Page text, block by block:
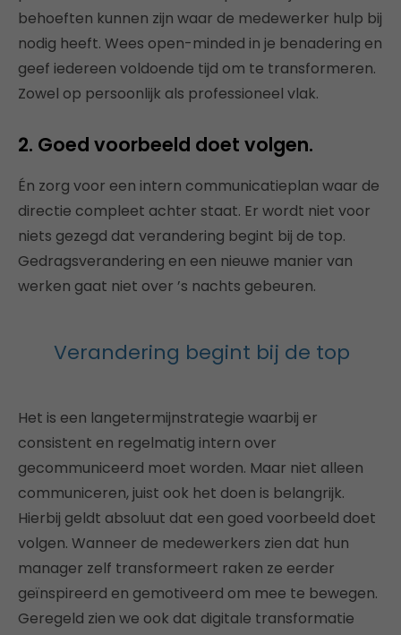
behoeften kunnen zijn waar de medewerker hulp bij
nodig heeft. Wees open-minded in je benadering en
geef iedereen voldoende tijd om te transformeren.
Zowel op persoonlijk als professioneel vlak.
2. Goed voorbeeld doet volgen.
Én zorg voor een intern communicatieplan waar de
directie compleet achter staat. Er wordt niet voor
niets gezegd dat verandering begint bij de top.
Gedragsverandering en een nieuwe manier van
werken gaat niet over ’s nachts gebeuren.
Verandering begint bij de top
Het is een langetermijnstrategie waarbij er
consistent en regelmatig intern over
gecommuniceerd moet worden. Maar niet alleen
communiceren, juist ook het doen is belangrijk.
Hierbij geldt absoluut dat een goed voorbeeld doet
volgen. Wanneer de medewerkers zien dat hun
manager zelf transformeert raken ze eerder
geïnspireerd en gemotiveerd om mee te bewegen.
Geregeld zien we ook dat digitale transformatie